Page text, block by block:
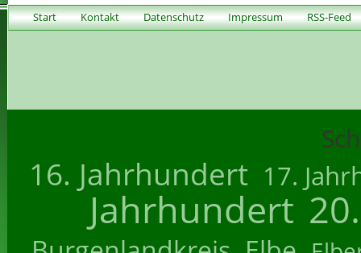
Start Kontakt Datenschutz Impressum RSS-Feed
16. Jahrhundert 17.
Jahrhundert